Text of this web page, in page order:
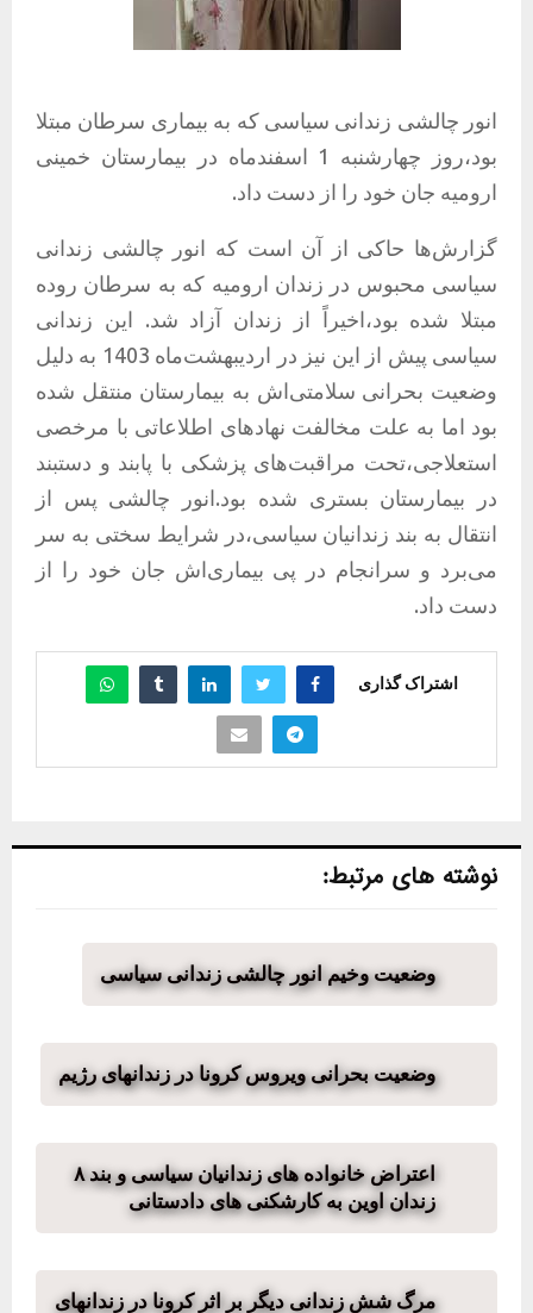
انور چالشی زندانی سیاسی که به بیماری سرطان مبتلا
بود،روز چهارشنبه 1 اسفندماه در بیمارستان خمینی
ارومیه جان خود را از دست داد.
گزارش‌ها حاکی از آن است که انور چالشی زندانی
سیاسی محبوس در زندان ارومیه که به سرطان روده
مبتلا شده بود،اخیراً از زندان آزاد شد. این زندانی
سیاسی پیش از این نیز در اردیبهشت‌ماه 1403 به دلیل
وضعیت بحرانی سلامتی‌اش به بیمارستان منتقل شده
بود اما به علت مخالفت نهادهای اطلاعاتی با مرخصی
استعلاجی،تحت مراقبت‌های پزشکی با پابند و دستبند
در بیمارستان بستری شده بود.انور چالشی پس از
انتقال به بند زندانیان سیاسی،در شرایط سختی به سر
می‌برد و سرانجام در پی بیماری‌اش جان خود را از
دست داد.
اشتراک گذاری
نوشته های مرتبط:
وضعیت وخیم انور چالشی زندانی سیاسی
وضعیت بحرانی ویروس کرونا در زندانهای رژیم
اعتراض خانواده های زندانیان سیاسی و بند ۸
زندان اوین به کارشکنی های دادستانی
مرگ شش زندانی دیگر بر اثر کرونا در زندانهای